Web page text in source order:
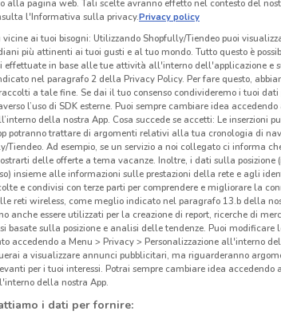
1.8 km
un
pagina web. Tali scelte avranno effetto nel contesto del
l'Informativa sulla privacy.Privacy policy
ai tuoi bisogni: Utilizzando Shopfully/Tiendeo puoi
più attinenti ai tuoi gusti e al tuo mondo. Tutto questo è
effettuate in base alle tue attività all'interno dell'applicazione e
nel paragrafo 2 della Privacy Policy. Per fare questo,
a tale fine. Se dai il tuo consenso condivideremo i tuoi dati
l’uso di SDK esterne. Puoi sempre cambiare idea accedendo
della nostra App. Cosa succede se accetti: Le inserzioni
potranno trattare di argomenti relativi alla tua cronologia di
Tiendeo. Ad esempio, se un servizio a noi collegato ci informa
delle offerte a tema vacanze. Inoltre, i dati sulla posizione
insieme alle informazioni sulle prestazioni della rete e agli
e condivisi con terze parti per comprendere e migliorare la
reti wireless, come meglio indicato nel paragrafo 13.b della
anche essere utilizzati per la creazione di report, ricerche di
basate sulla posizione e analisi delle tendenze. Puoi modificare
accedendo a Menu > Privacy > Personalizzazione all'interno
a visualizzare annunci pubblicitari, ma riguarderanno
per i tuoi interessi. Potrai sempre cambiare idea accedendo
della nostra App.
i dati per fornire: